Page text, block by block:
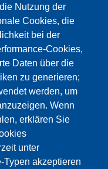
Nutzung der
Cookies, die
bei der
Cookies,
Daten über die
zu generieren;
werden, um
Wenn
erklären Sie
unter
akzeptieren
Google Maps
wurden.
COOKIES